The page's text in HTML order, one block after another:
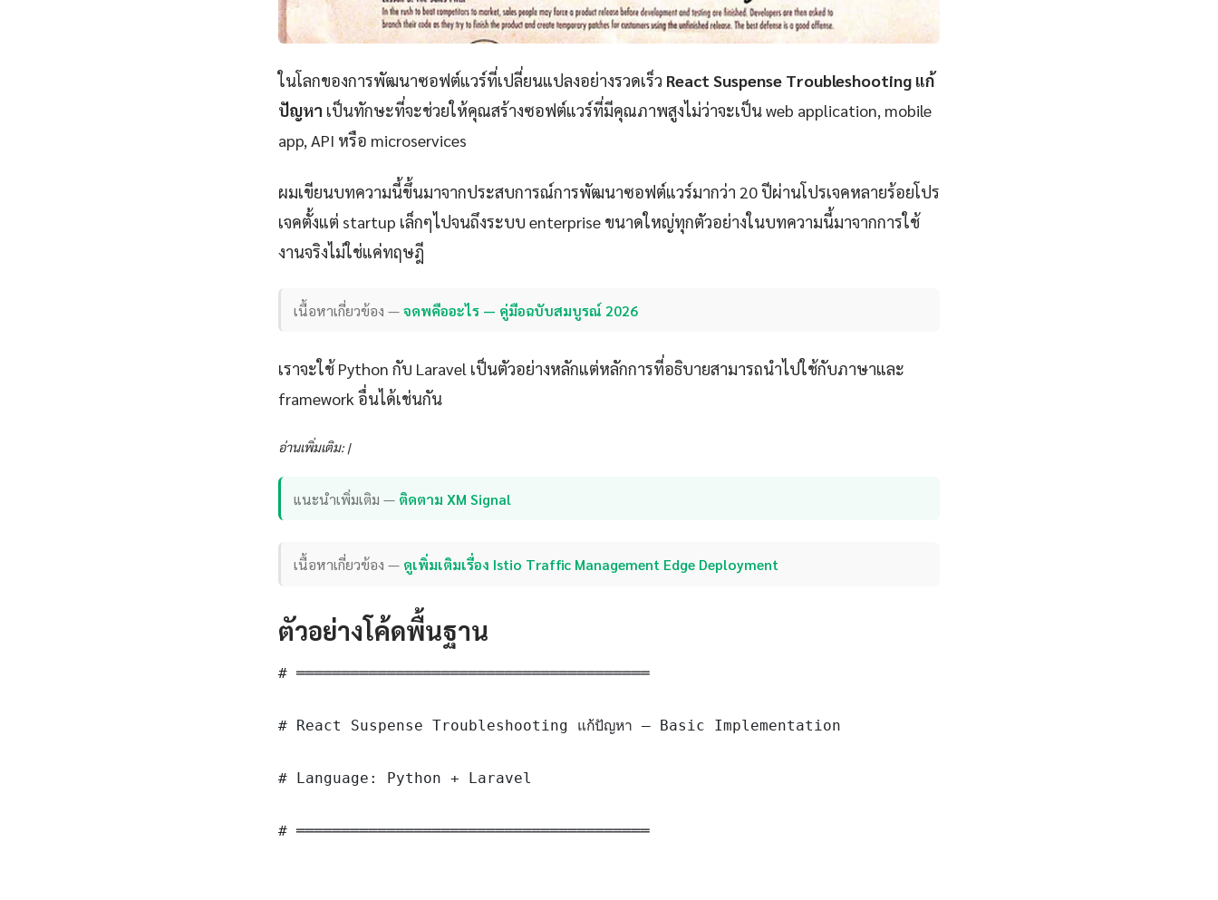
ในโลกของการพัฒนาซอฟต์แวร์ที่เปลี่ยนแปลงอย่างรวดเร็ว React Suspense Troubleshooting แก้
ปัญหา เป็นทักษะที่จะช่วยให้คุณสร้างซอฟต์แวร์ที่มีคุณภาพสูงไม่ว่าจะเป็น web application, mobile
app, API หรือ microservices
ผมเขียนบทความนี้ขึ้นมาจากประสบการณ์การพัฒนาซอฟต์แวร์มากว่า 20 ปีผ่านโปรเจคหลายร้อยโปร
เจคตั้งแต่ startup เล็กๆไปจนถึงระบบ enterprise ขนาดใหญ่ทุกตัวอย่างในบทความนี้มาจากการใช้
งานจริงไม่ใช่แค่ทฤษฎี
เนื้อหาเกี่ยวข้อง —จดพคืออะไร — คู่มือฉบับสมบูรณ์ 2026
เราจะใช้ Python กับ Laravel เป็นตัวอย่างหลักแต่หลักการที่อธิบายสามารถนำไปใช้กับภาษาและ
framework อื่นได้เช่นกัน
อ่านเพิ่มเติม: |
แนะนำเพิ่มเติม — ติดตาม XM Signal
เนื้อหาเกี่ยวข้อง — ดูเพิ่มเติมเรื่อง Istio Traffic Management Edge Deployment
ตัวอย่างโค้ดพื้นฐาน
# ═══════════════════════════════════════
# React Suspense Troubleshooting แก้ปัญหา — Basic Implementation
# Language: Python + Laravel
# ═══════════════════════════════════════